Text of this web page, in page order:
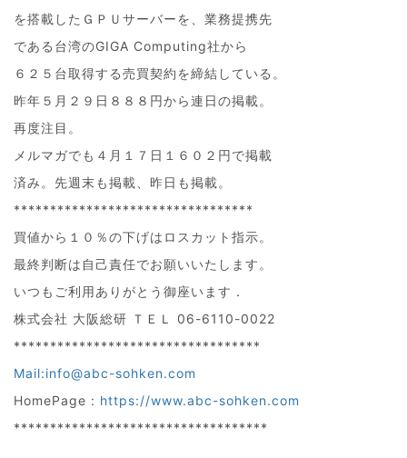
を搭載したＧＰＵサーバーを、業務提携先
である台湾のGIGA Computing社から
６２５台取得する売買契約を締結している。
昨年５月２９日８８８円から連日の掲載。
再度注目。
メルマガでも４月１７日１６０２円で掲載
済み。先週末も掲載、昨日も掲載。
*********************************
買値から１０％の下げはロスカット指示。
最終判断は自己責任でお願いいたします。
いつもご利用ありがとう御座います．
株式会社 大阪総研 ＴＥＬ 06-6110-0022
**********************************
Mail:info@abc-sohken.com
HomePage : https://www.abc-sohken.com
***********************************